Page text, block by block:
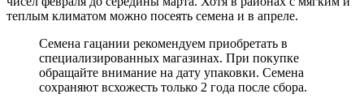
теплым климатом можно посеять семена и в апреле.
Семена гацании рекомендуем приобретать в
специализированных магазинах. При покупке
обращайте внимание на дату упаковки. Семена
сохраняют всхожесть только 2 года после сбора.